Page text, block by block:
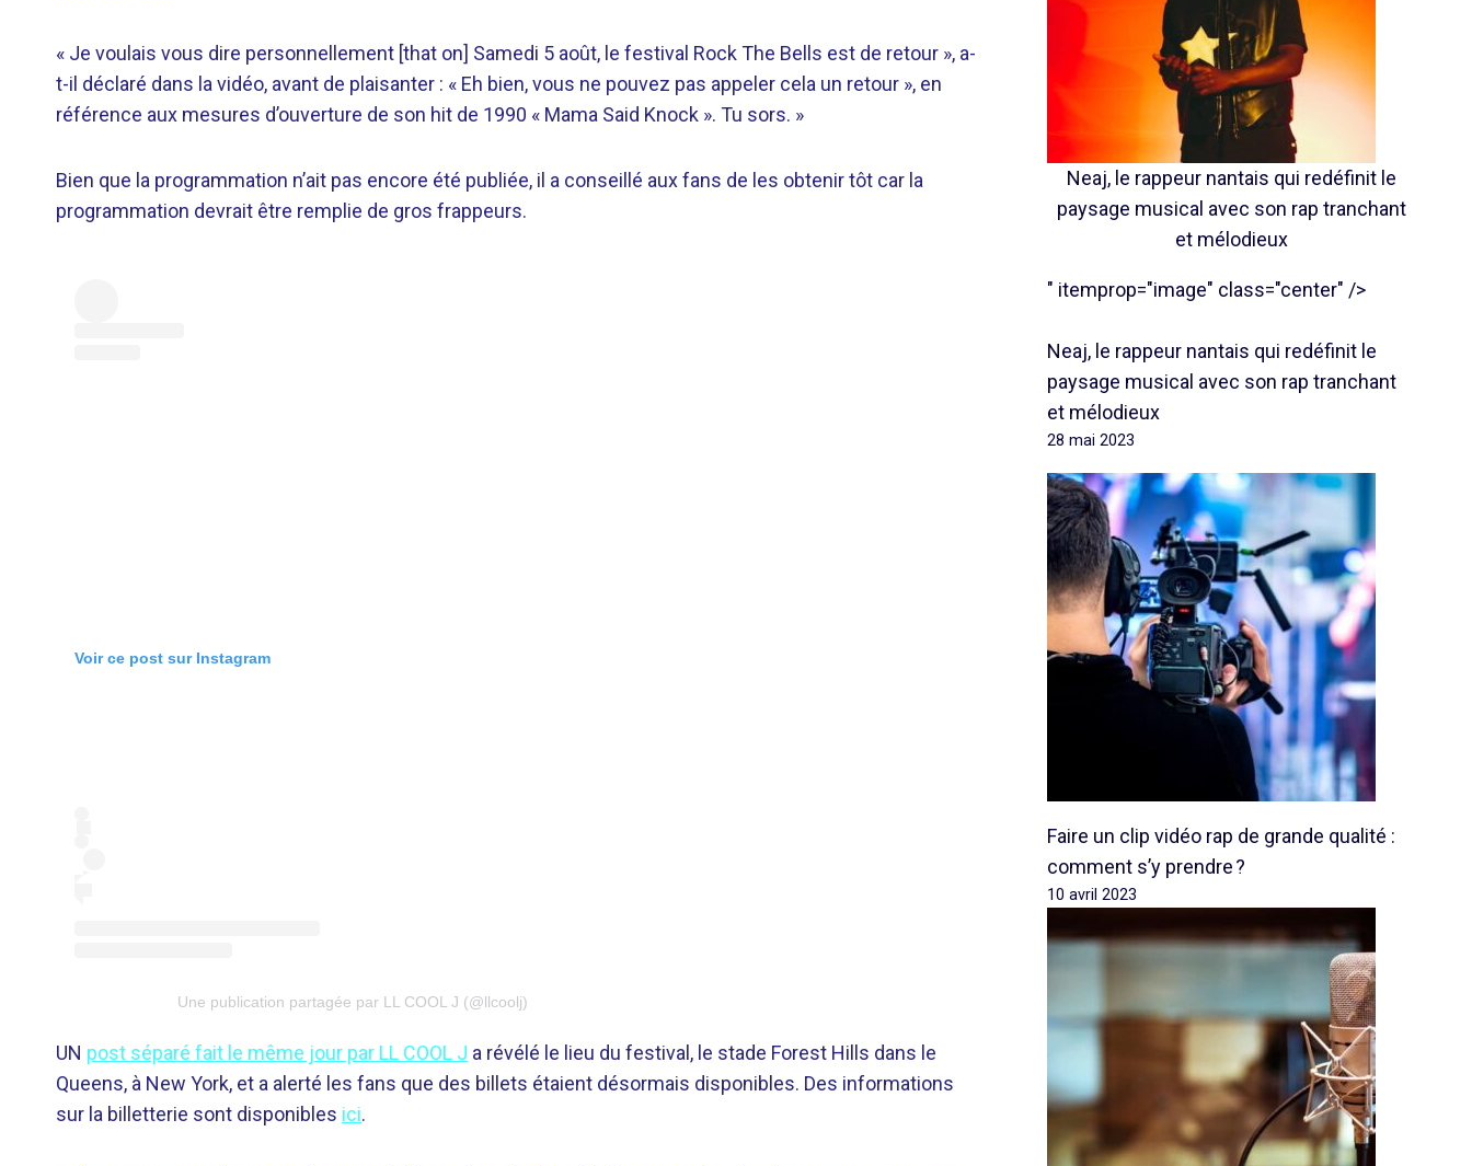
« Je voulais vous dire personnellement [that on] Samedi 5 août, le festival Rock The Bells est de retour », a-
t-il déclaré dans la vidéo, avant de plaisanter : « Eh bien, vous ne pouvez pas appeler cela un retour », en
référence aux mesures d’ouverture de son hit de 1990 « Mama Said Knock ». Tu sors. »
Bien que la programmation n’ait pas encore été publiée, il a conseillé aux fans de les obtenir tôt car la
programmation devrait être remplie de gros frappeurs.
Voir ce post sur Instagram
Une publication partagée par LL COOL J (@llcoolj)
UN post séparé fait le même jour par LL COOL J a révélé le lieu du festival, le stade Forest Hills dans le
Queens, à New York, et a alerté les fans que des billets étaient désormais disponibles. Des informations
sur la billetterie sont disponibles ici.
Neaj, le rappeur nantais qui redéfinit le
paysage musical avec son rap tranchant
et mélodieux
" itemprop="image" class="center" />
Neaj, le rappeur nantais qui redéfinit le
paysage musical avec son rap tranchant
et mélodieux
28 mai 2023
Faire un clip vidéo rap de grande qualité :
comment s’y prendre ?
10 avril 2023